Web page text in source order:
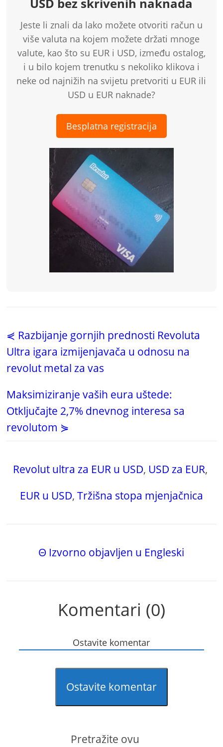
USD bez skrivenih naknada
Jeste li znali da lako možete otvoriti račun u
više valuta na kojem možete držati mnoge
valute, kao što su EUR i USD, između ostalog,
i u bilo kojem trenutku s nekoliko klikova i
neke od najnižih na svijetu pretvoriti u EUR ili
USD u EUR naknade?
Besplatna registracija
⋞ Razbijanje gornjih prednosti Revoluta
Ultra igara izmijenjavača u odnosu na
revolut metal za vas
Maksimiziranje vaših eura uštede:
Otključajte 2,7% dnevnog interesa sa
revolutom ⋟
Revolut ultra za EUR u USD, USD za EUR,
EUR u USD, Tržišna stopa mjenjačnica
Θ Izvorno objavljen u Engleski
Komentari (0)
Ostavite komentar
Ostavite komentar
Pretražite ovu